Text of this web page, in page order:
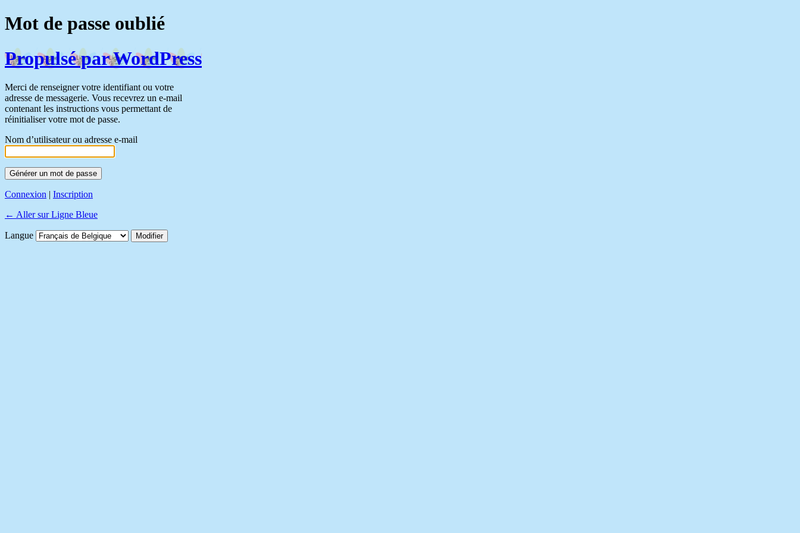
Mot de passe oublié
Propulsé par WordPress
Merci de renseigner votre identifiant ou votre
adresse de messagerie. Vous recevrez un e-mail
contenant les instructions vous permettant de
réinitialiser votre mot de passe.
Nom d’utilisateur ou adresse e-mail
Connexion | Inscription
← Aller sur Ligne Bleue
Langue